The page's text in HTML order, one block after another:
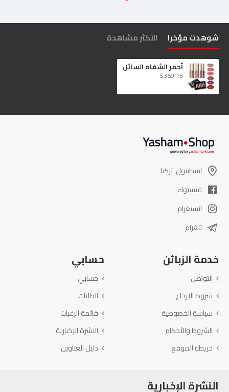
شوهدت مؤخرا الأكثر مشاهدة
أحمر الشفاه السائل
$369.15
اسطنبول, تركيا
فيسبوك
انستغرام
تلغرام
خدمة الزبائن
التواصل
شروط الإرجاع
سياسة الخصوصية
الشروط والأحكام
خريطة الموقع
حسابي
حسابي
الطلبات
قائمة الرغبات
النشرة الإخبارية
دليل العناوين
النشرة الإخبارية